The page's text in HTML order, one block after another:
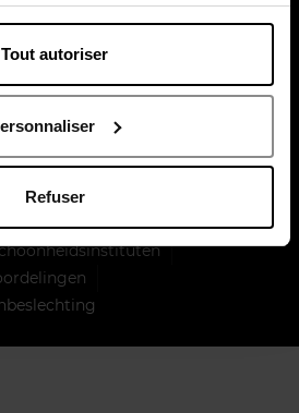
Tout autoriser
RefuserApril